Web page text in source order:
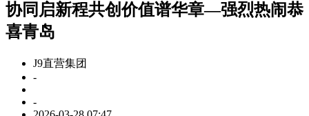
协同启新程共创价值谱华章—强烈热闹恭
喜青岛
J9直营集团
-
-